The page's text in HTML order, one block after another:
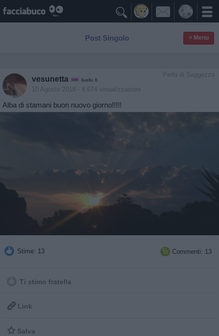

Post Singolo ≡ Menu
Perla di Saggezza
vesunetta livello 6
10 Agosto 2018 - 8.674 visualizzazioni
Alba di stamani buon nuovo giorno!!!!!
Stime: 13  Commenti: 13
Ti stimo fratella
 Link
 Salva